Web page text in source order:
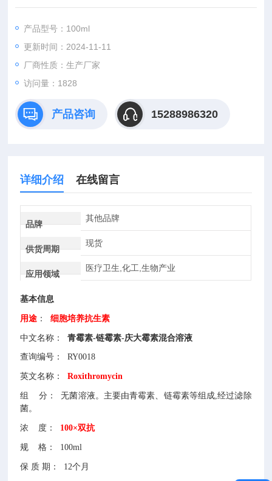
专业的实验室，竭诚服务每位科研工作者。
产品型号：100ml
更新时间：2024-11-11
厂商性质：生产厂家
访问量：1828
产品咨询 15288986320
详细介绍 在线留言
品牌
其他品牌
供货周期
现货
应用领域
医疗卫生,化工,生物产业
基本信息
用途 ： 细胞培养抗生素
中文名称： 青霉素-链霉素-庆大霉素混合溶液
查询编号： RY0018
英文名称： Roxithromycin
组 分：
无菌溶液。主要由青霉素、链霉素等组成,经过滤除
菌。
浓 度： 100×双抗
规 格： 100ml
保 质 期： 12个月